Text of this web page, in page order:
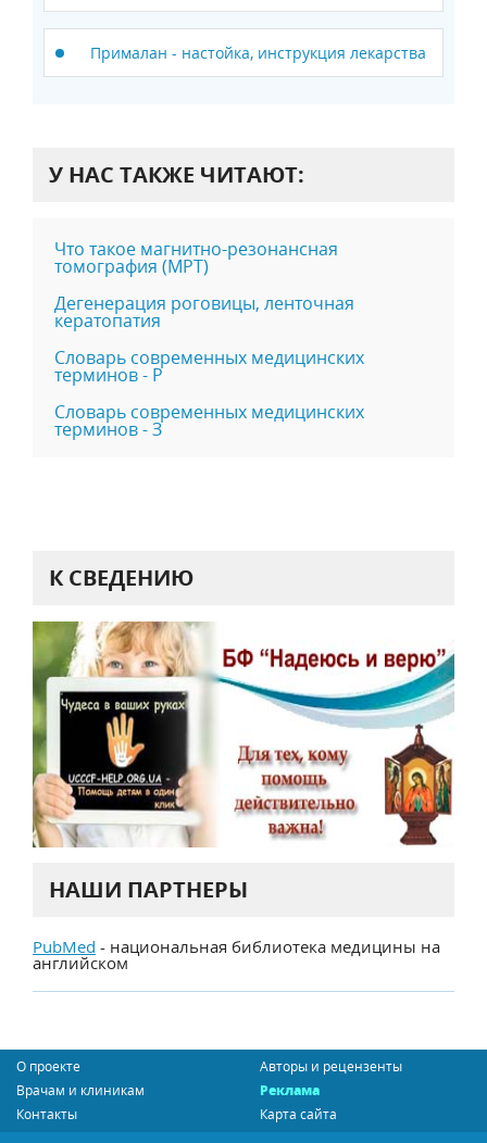
Прималан - настойка, инструкция лекарства
У НАС ТАКЖЕ ЧИТАЮТ:
Что такое магнитно-резонансная
томография (МРТ)
Дегенерация роговицы, ленточная
кератопатия
Словарь современных медицинских
терминов - Р
Словарь современных медицинских
терминов - З
К СВЕДЕНИЮ
НАШИ ПАРТНЕРЫ
PubMed - национальная библиотека медицины на
английском
О проекте
Авторы и рецензенты
Врачам и клиникам
Реклама
Контакты
Карта сайта